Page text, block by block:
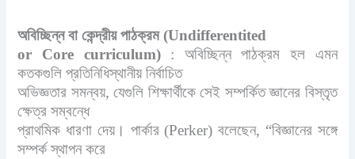
অবিচ্ছিন্ন বা কেন্দ্রীয় পাঠক্রম (Undifferentited
or Core curriculum): অবিচ্ছিন্ন পাঠক্রম হল এমন
কতকগুলি প্রতিনিধিস্থানীয় নির্বাচিত
অভিজ্ঞতার সমন্বয়, যেগুলি শিক্ষার্থীকে সেই সম্পর্কিত জ্ঞানের বিস্তৃত
ক্ষেত্র সম্বন্ধে
প্রাথমিক ধারণা দেয়। পার্কার (Perker) বলেছেন, “বিজ্ঞানের সঙ্গে
সম্পর্ক স্থাপন করে